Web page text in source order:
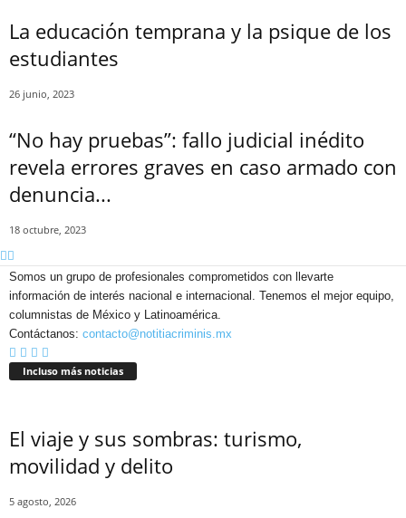
Bluesky
La educación temprana y la psique de los
estudiantes
26 junio, 2023
“No hay pruebas”: fallo judicial inédito
revela errores graves en caso armado con
denuncia...
18 octubre, 2023
Somos un grupo de profesionales comprometidos con llevarte
información de interés nacional e internacional. Tenemos el mejor equipo,
columnistas de México y Latinoamérica.
Contáctanos: contacto@notitiacriminis.mx
Incluso más noticias
El viaje y sus sombras: turismo,
movilidad y delito
5 agosto, 2026